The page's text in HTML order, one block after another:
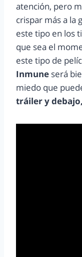
atención, pero
crispar más a la
este tipo en los
que sea el
este tipo de
Inmune será
miedo que
tráiler y